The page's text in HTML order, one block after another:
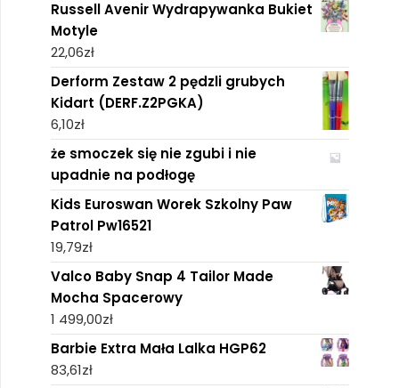
Russell Avenir Wydrapywanka Bukiet
Motyle
22,06zł
Derform Zestaw 2 pędzli grubych
Kidart (DERF.Z2PGKA)
6,10zł
że smoczek się nie zgubi i nie
upadnie na podłogę
Kids Euroswan Worek Szkolny Paw
Patrol Pw16521
19,79zł
Valco Baby Snap 4 Tailor Made
Mocha Spacerowy
1 499,00zł
Barbie Extra Mała Lalka HGP62
83,61zł